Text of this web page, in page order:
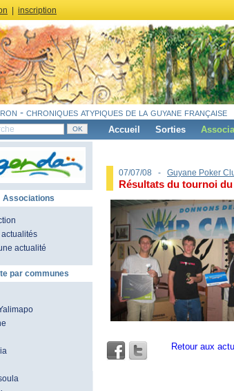
inscription
- chroniques atypiques de la guyane française
Accueil Sorties
Associations
actualités
actualité
par communes
07/07/08 - Guyane Poker
Résultats du tournoi du
Retour aux